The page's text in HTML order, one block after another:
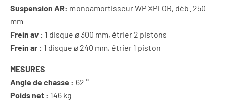
Suspension AR: monoamortisseur WP XPLOR, déb. 250
mm
Frein av : 1 disque ø 300 mm, étrier 2 pistons
Frein ar : 1 disque ø 240 mm, étrier 1 piston
MESURES
Angle de chasse : 62 °
Poids net : 146 kg